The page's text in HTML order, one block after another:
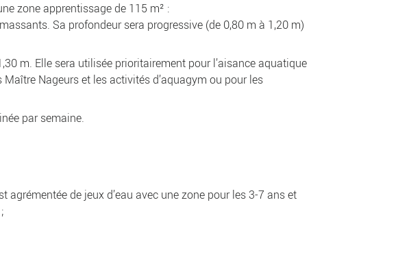
zone apprentissage de 115 m² :
Sa profondeur sera progressive (de 0,80 m à 1,20 m)
m. Elle sera utilisée prioritairement pour l’aisance aquatique
Nageurs et les activités d’aquagym ou pour les
par semaine.
de jeux d’eau avec une zone pour les 3-7 ans et